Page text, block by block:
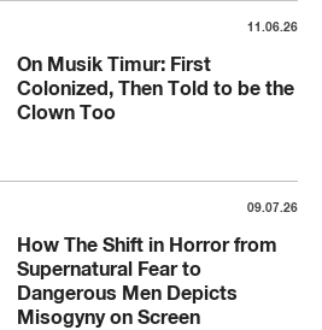
11.06.26
On Musik Timur: First
Colonized, Then Told to be the
Clown Too
09.07.26
How The Shift in Horror from
Supernatural Fear to
Dangerous Men Depicts
Misogyny on Screen